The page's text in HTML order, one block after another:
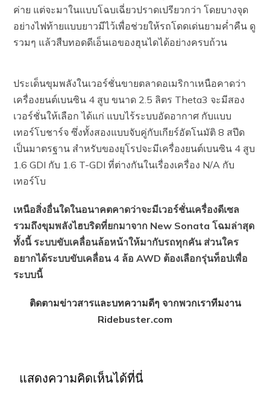
ค่าย แต่จะมาในแบบโฉบเฉี่ยวปราดเปรียวกว่า โดยบางจุด
อย่างไฟท้ายแบบยาวมีไว้เพื่อช่วยให้รถโดดเด่นยามค่ำคืน ดู
รวมๆ แล้วสืบทอดดีเอ็นเอของฮุนไดได้อย่างครบถ้วน
ประเด็นขุมพลังในเวอร์ชั่นขายตลาดอเมริกาเหนือคาดว่า
เครื่องยนต์เบนซิน 4 สูบ ขนาด 2.5 ลิตร Theta3 จะมีสอง
เวอร์ชั่นให้เลือก ได้แก่ แบบไร้ระบบอัดอากาศ กับแบบ
เทอร์โบชาร์จ ซึ่งทั้งสองแบบจับคู่กับเกียร์อัตโนมัติ 8 สปีด
เป็นมาตรฐาน สำหรับของยุโรปจะมีเครื่องยนต์เบนซิน 4 สูบ
1.6 GDI กับ 1.6 T-GDI ที่ต่างกันในเรื่องเครื่อง N/A กับ
เทอร์โบ
เหนือสิ่งอื่นใดในอนาคตคาดว่าจะมีเวอร์ชั่นเครื่องดีเซล
รวมถึงขุมพลังไฮบริดที่ยกมาจาก New Sonata โฉมล่าสุด
ทั้งนี้ ระบบขับเคลื่อนล้อหน้าให้มากับรถทุกคัน ส่วนใคร
อยากได้ระบบขับเคลื่อน 4 ล้อ AWD ต้องเลือกรุ่นท็อปเพื่อ
ระบบนี้
ติดตามข่าวสารและบทความดีๆ จากพวกเราทีมงาน
Ridebuster.com
แสดงความคิดเห็นได้ที่นี่